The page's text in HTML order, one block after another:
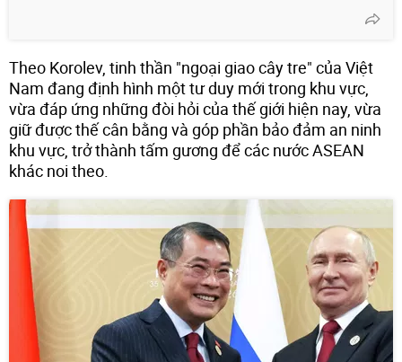
Theo Korolev, tinh thần "ngoại giao cây tre" của Việt
Nam đang định hình một tư duy mới trong khu vực,
vừa đáp ứng những đòi hỏi của thế giới hiện nay, vừa
giữ được thế cân bằng và góp phần bảo đảm an ninh
khu vực, trở thành tấm gương để các nước ASEAN
khác noi theo.